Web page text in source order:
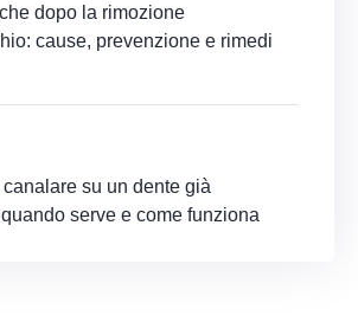
dopo la rimozione
cause, prevenzione e rimedi
su un dente già
serve e come funziona